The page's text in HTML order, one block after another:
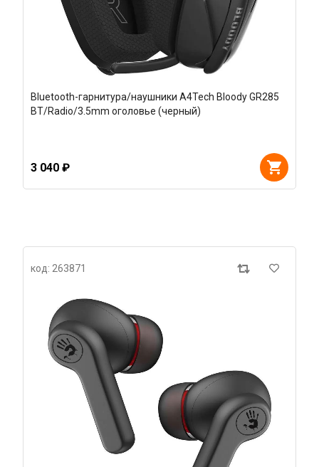
Bluetooth-гарнитура/наушники A4Tech Bloody GR285
BT/Radio/3.5mm оголовье (черный)
3 040 ₽
код: 263871